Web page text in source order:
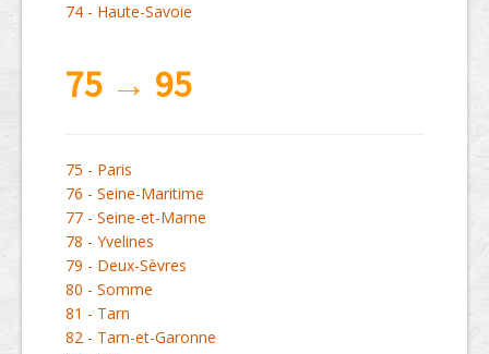
74 - Haute-Savoie
75 → 95
75 - Paris
76 - Seine-Maritime
77 - Seine-et-Marne
78 - Yvelines
79 - Deux-Sèvres
80 - Somme
81 - Tarn
82 - Tarn-et-Garonne